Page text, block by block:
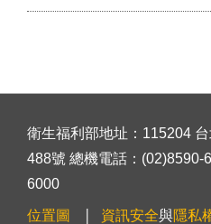
衛生福利部地址：115204
488號 總機電話：(02)8590-
6000
位置圖 資訊安全與隱私